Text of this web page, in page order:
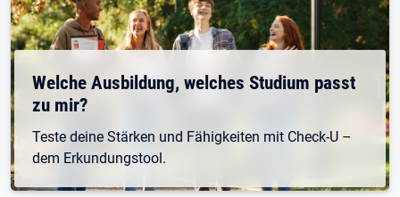
Welche Ausbildung, welches Studium passt
zu mir?
Teste deine Stärken und Fähigkeiten mit Check-U –
dem Erkundungstool.